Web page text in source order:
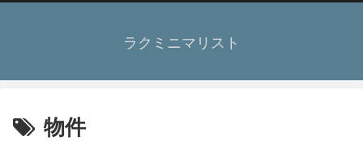
ラクミニマリスト
物件